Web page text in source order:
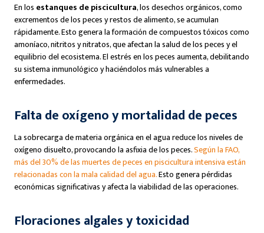
En los estanques de piscicultura, los desechos orgánicos, como
excrementos de los peces y restos de alimento, se acumulan
rápidamente. Esto genera la formación de compuestos tóxicos como
amoníaco, nitritos y nitratos, que afectan la salud de los peces y el
equilibrio del ecosistema. El estrés en los peces aumenta, debilitando
su sistema inmunológico y haciéndolos más vulnerables a
enfermedades.
Falta de oxígeno y mortalidad de peces
La sobrecarga de materia orgánica en el agua reduce los niveles de
oxígeno disuelto, provocando la asfixia de los peces.Según la FAO,
más del 30% de las muertes de peces en piscicultura intensiva están
relacionadas con la mala calidad del agua.Esto genera pérdidas
económicas significativas y afecta la viabilidad de las operaciones.
Floraciones algales y toxicidad